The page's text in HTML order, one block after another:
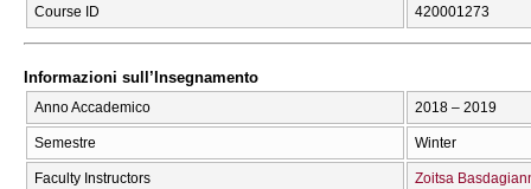
Course ID 420001273
Informazioni sull’Insegnamento
Anno Accademico 2018 – 2019
Semestre Winter
Faculty Instructors Zoitsa